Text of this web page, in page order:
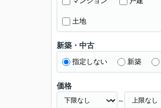
土地
新築・中古
指定しない 新築
価格
～